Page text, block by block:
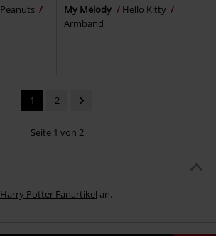
Peanuts
My Melody
Hello Kitty
Armband
1 2
Seite 1 von 2
Harry Potter Fanartikel an.